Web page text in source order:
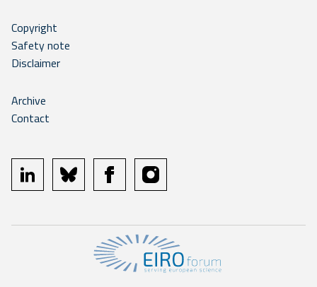
Copyright
Safety note
Disclaimer
Archive
Contact
linkedin bluesky facebookinstagram